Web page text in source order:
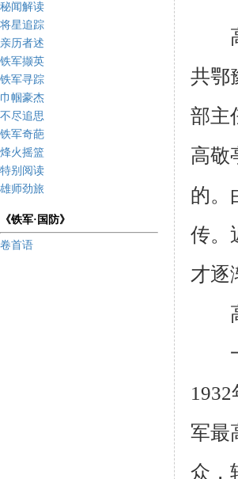
秘闻解读
将星追踪
亲历者述
铁军撷英
铁军寻踪
巾帼豪杰
不尽追思
铁军奇葩
烽火摇篮
特别阅读
雄师劲旅
《铁军·国防》
卷首语
高
共鄂
部主
高敬
的。
传。
才逐
高
一
1932
军最
众，